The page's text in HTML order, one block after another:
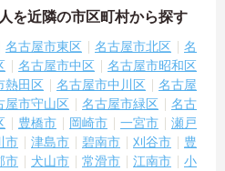
を近隣の市区町村から探す
名古屋市東区 名古屋市北区
名
名古屋市中区
名古屋市昭和区
熱田区 名古屋市中川区
名古屋
屋市守山区 名古屋市緑区
名古
豊橋市 岡崎市 一宮市
瀬戸
市 津島市 碧南市 刈谷市
豊
市 犬山市 常滑市 江南市
小